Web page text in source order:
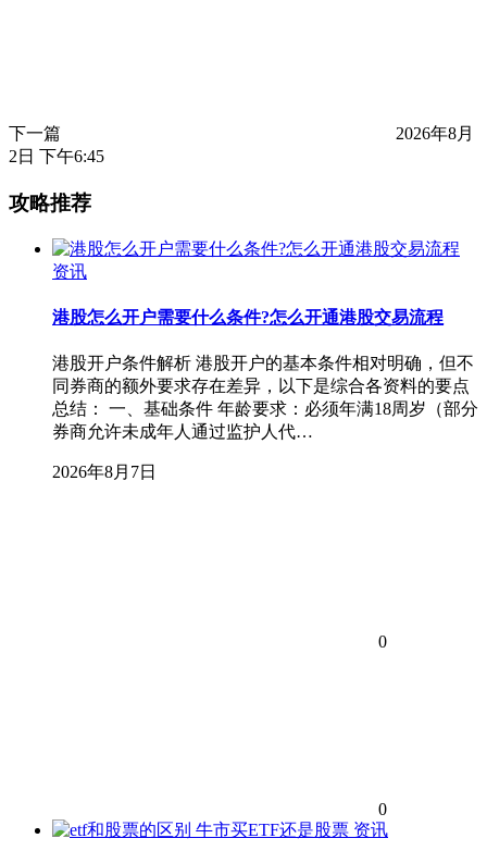
下一篇
2026年8月
2日 下午6:45
攻略推荐
资讯
港股怎么开户需要什么条件?怎么开通港股交易流程
港股开户条件解析 港股开户的基本条件相对明确，但不
同券商的额外要求存在差异，以下是综合各资料的要点
总结： 一、基础条件 年龄要求：必须年满18周岁（部分
券商允许未成年人通过监护人代…
2026年8月7日
0
0
资讯